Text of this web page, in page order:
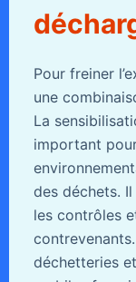
Pour freiner
une
La
important
des déchets.
les contrôles
déchetteries